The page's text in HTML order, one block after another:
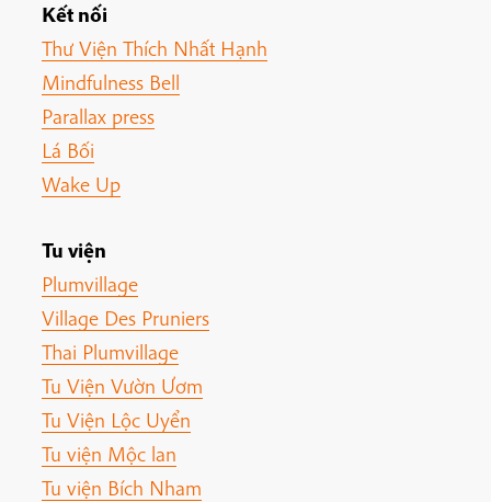
Kết nối
Thư Viện Thích Nhất Hạnh
Mindfulness Bell
Parallax press
Lá Bối
Wake Up
Tu viện
Plumvillage
Village Des Pruniers
Thai Plumvillage
Tu Viện Vườn Ươm
Tu Viện Lộc Uyển
Tu viện Mộc lan
Tu viện Bích Nham